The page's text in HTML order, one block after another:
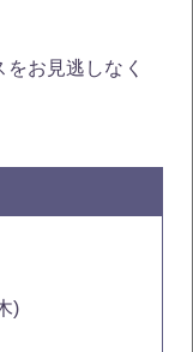
お見逃しなく
)